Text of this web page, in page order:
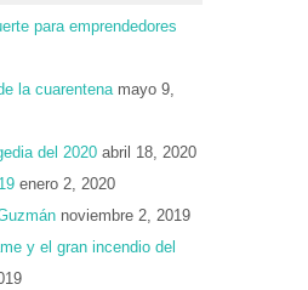
para emprendedores
la cuarentena mayo 9,
del 2020 abril 18, 2020
enero 2, 2020
noviembre 2, 2019
y el gran incendio del